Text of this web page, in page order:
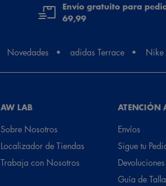
Envío gratuito para
69,99
Novedades adidas Terrace Nike
AW LAB
Sobre Nosotros
Localizador de Tiendas
Trabaja con Nosotros
ATENCIÓN
Envíos
Sigue tu
Guía de